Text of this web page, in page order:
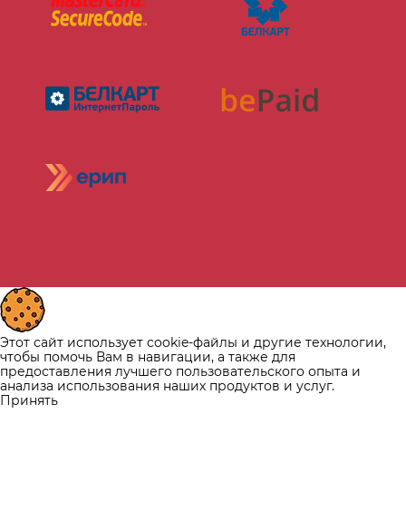
Этот сайт использует cookie-файлы и другие технологии,
чтобы помочь Вам в навигации, а также для
предоставления лучшего пользовательского опыта и
анализа использования наших продуктов и услуг.
Принять